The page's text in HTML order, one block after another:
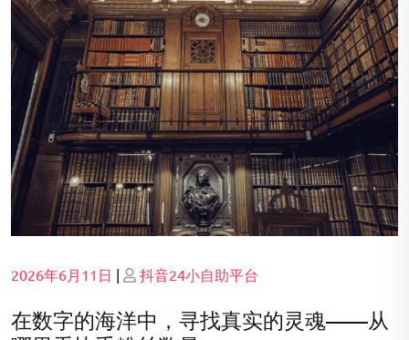
Posted
2026年6月11日 | Posted
抖音24小自助平台
在数字的海洋中，寻找真实的灵魂——从